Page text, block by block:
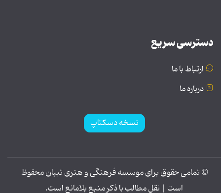
دسترسی سریع
ارتباط با ما
درباره ما
نسخه دسکتاپ
© تمامی حقوق برای موسسه فرهنگی و هنری تبیان محفوظ
است | نقل مطالب با ذکر منبع بلامانع است.